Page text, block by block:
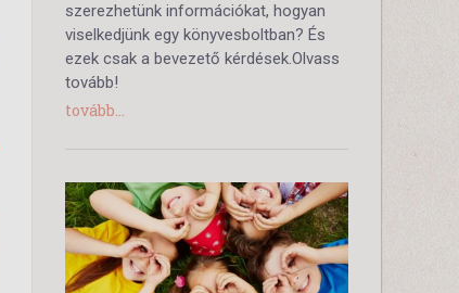
szerezhetünk információkat, hogyan
viselkedjünk egy könyvesboltban? És
ezek csak a bevezető kérdések.Olvass
tovább!
tovább...